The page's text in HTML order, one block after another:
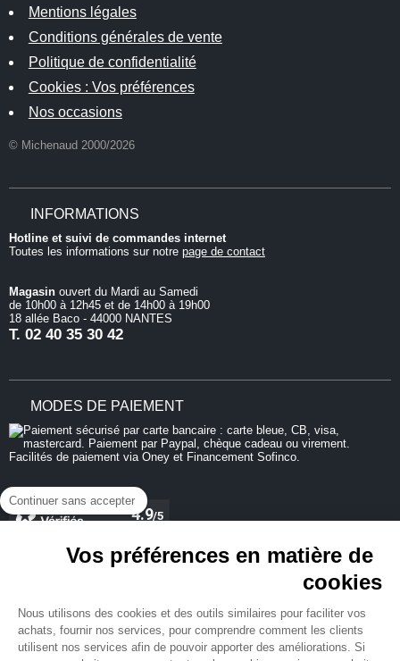
Continuer sans accepter
Vos préférences en matière de
cookies
Nous utilisons des cookies et des outils similaires pour faciliter vos
achats, fournir nos services, pour comprendre comment les clients
utilisent nos services afin de pouvoir apporter des améliorations. Si
Mentions légales
Conditions générales de vente
Politique de confidentialité
Cookies : Vos préférences
Nos occasions
© Michenaud 2000/2026
INFORMATIONS
Hotline et suivi de commandes internet
Toutes les informations sur notre page de contact
Magasin ouvert du Mardi au Samedi
de 10h00 à 12h45 et de 14h00 à 19h00
18 allée Baco - 44000 NANTES
T. 02 40 35 30 42
MODES DE PAIEMENT